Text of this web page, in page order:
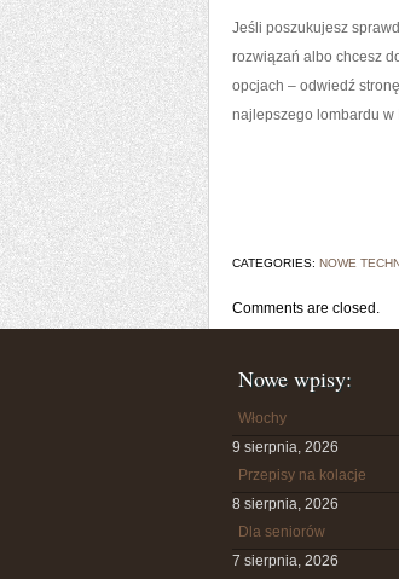
Jeśli poszukujesz
rozwiązań albo chcesz
opcjach – odwiedź
najlepszego lombardu w
CATEGORIES: NOWE
Comments are closed.
Nowe wpisy:
Włochy
9 sierpnia, 2026
Przepisy na kolacje
8 sierpnia, 2026
Dla seniorów
7 sierpnia, 2026